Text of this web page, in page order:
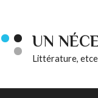
UN
Littérature,